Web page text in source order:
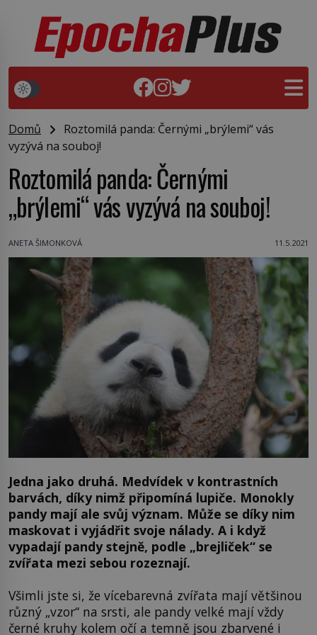
Domů
Roztomilá panda: Černými „brýlemi“ vás
vyzývá na souboj!
Roztomilá panda: Černými
„brýlemi“ vás vyzývá na souboj!
ANETA ŠIMONKOVÁ 11.5.2021
Jedna jako druhá. Medvídek v kontrastních
barvách, díky nimž připomíná lupiče. Monokly
pandy mají ale svůj význam. Může se díky nim
maskovat i vyjádřit svoje nálady. A i když
vypadají pandy stejně, podle „brejliček“ se
zvířata mezi sebou rozeznají.
Všimli jste si, že vícebarevná zvířata mají většinou
různý „vzor“ na srsti, ale pandy velké mají vždy
černé kruhy kolem očí a temně jsou zbarvené i